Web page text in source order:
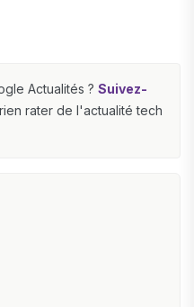
Actualités ? Suivez-
rater de l'actualité tech